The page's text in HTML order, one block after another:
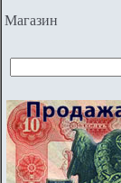
Магазин